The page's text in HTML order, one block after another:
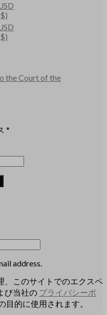
the Court of the
*
address.
、このサイトでのエクスペ
び当社の プライバシーポ
目的に使用されます。